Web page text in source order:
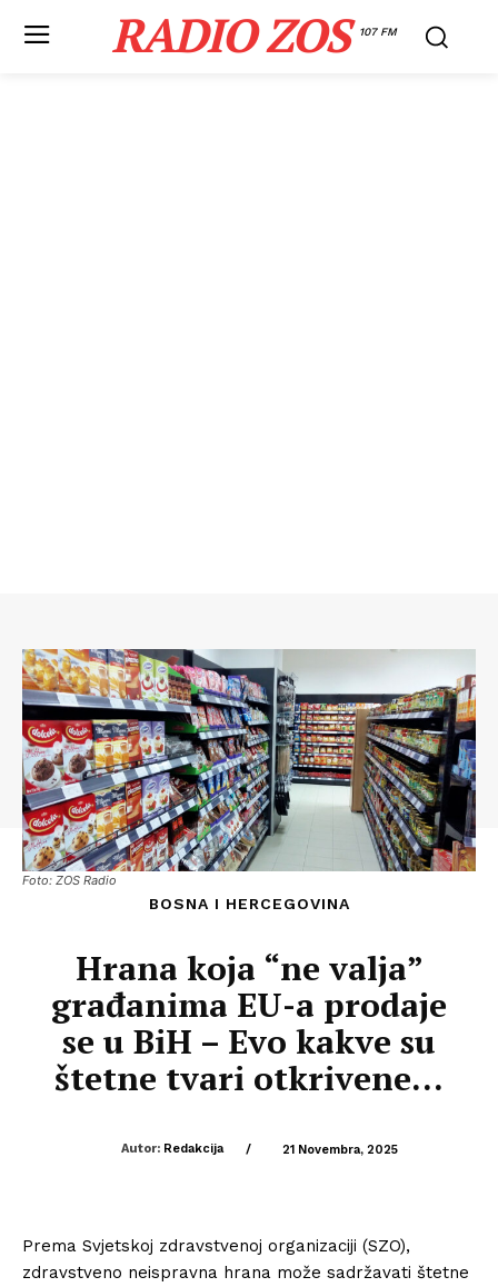
RADIO ZOS 107 FM
Foto: ZOS Radio
BOSNA I HERCEGOVINA
Hrana koja “ne valja”
građanima EU-a prodaje
se u BiH – Evo kakve su
štetne tvari otkrivene…
Autor: Redakcija / 21 Novembra, 2025
Prema Svjetskoj zdravstvenoj organizaciji (SZO),
zdravstveno neispravna hrana može sadržavati štetne